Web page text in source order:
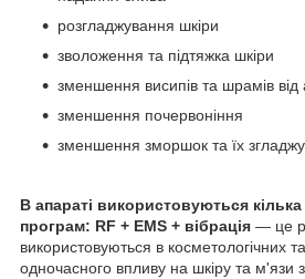
розгладжування шкіри
зволоження та підтяжка шкіри
зменшення висипів та шрамів від
зменшення почервоніння
зменшення зморшок та їх
В апараті використовуються
програм: RF + EMS + вібрація — це
використовуються в косметологічних
одночасного впливу на шкіру та м'язи